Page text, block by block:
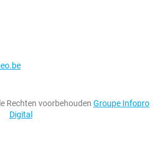
Rechten voorbehouden Groupe Infopro
Digital